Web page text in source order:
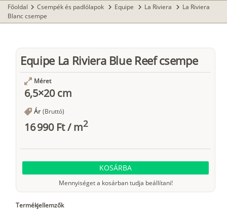
Főoldal chevron_right Csempék és padlólapok chevron_right Equipe chevron_right La Riviera chevron_right La Riviera
Blanc csempe
Equipe La Riviera Blue Reef csempe
Méret
6,5×20 cm
Ár (Bruttó)
16 990 Ft/m2
KOSÁRBA
Mennyiséget a kosárban tudja beállítani!
Termékjellemzők